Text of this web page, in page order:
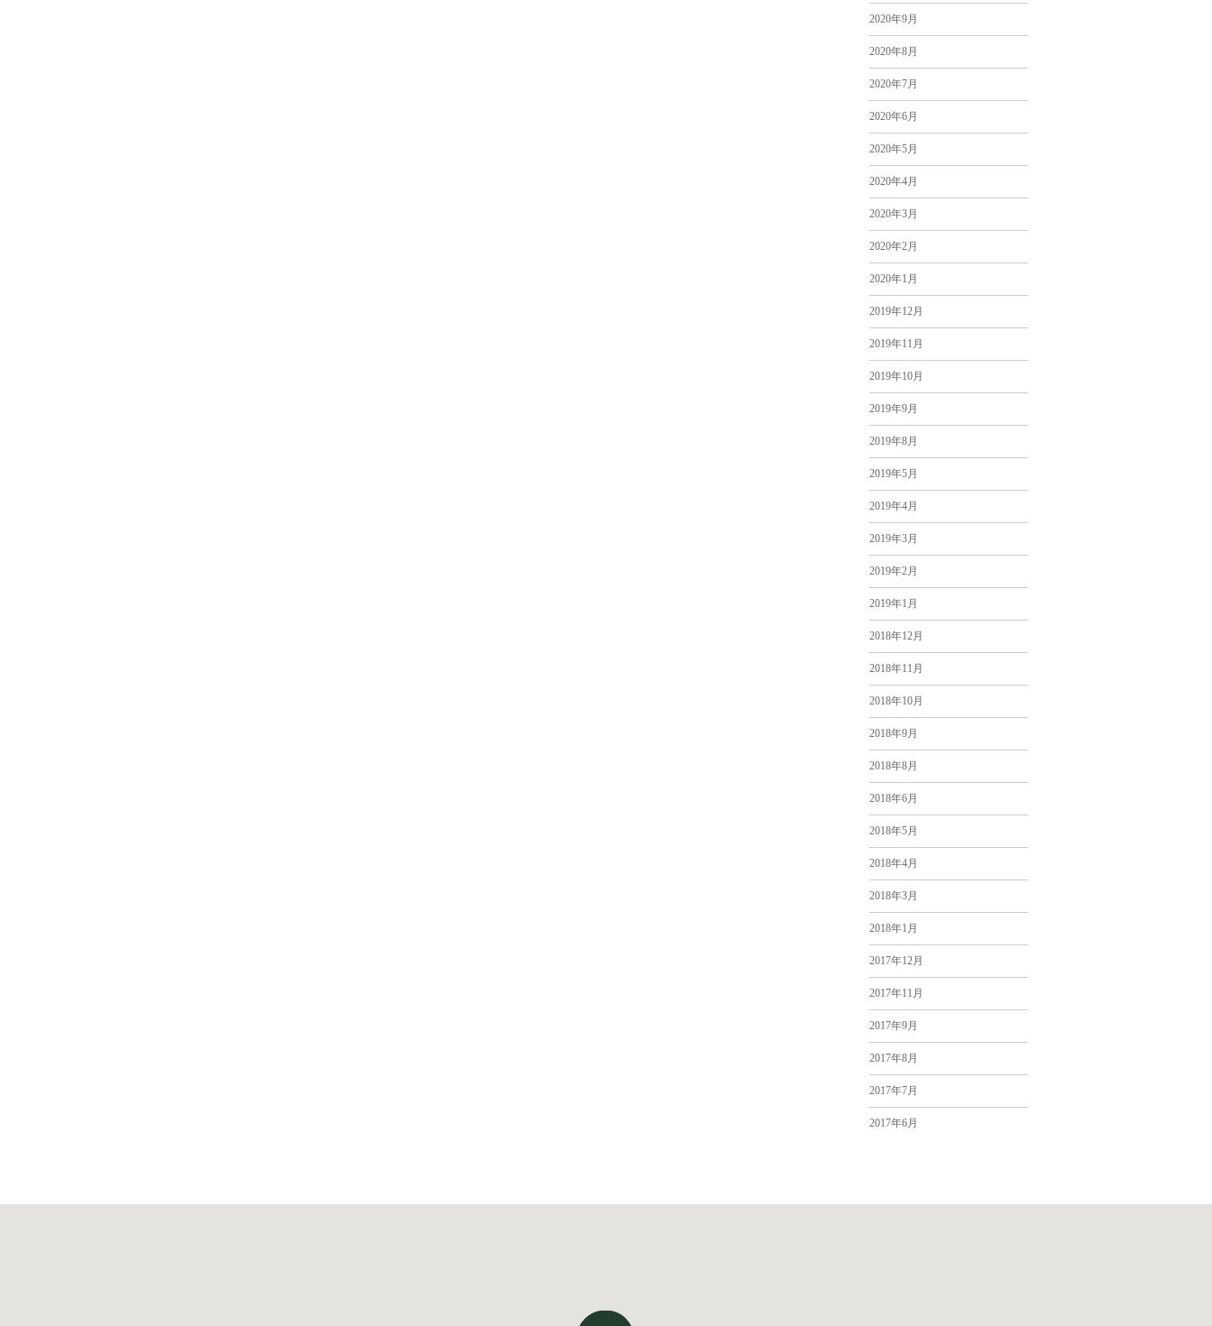
2020年9月
2020年8月
2020年7月
2020年6月
2020年5月
2020年4月
2020年3月
2020年2月
2020年1月
2019年12月
2019年11月
2019年10月
2019年9月
2019年8月
2019年5月
2019年4月
2019年3月
2019年2月
2019年1月
2018年12月
2018年11月
2018年10月
2018年9月
2018年8月
2018年6月
2018年5月
2018年4月
2018年3月
2018年1月
2017年12月
2017年11月
2017年9月
2017年8月
2017年7月
2017年6月